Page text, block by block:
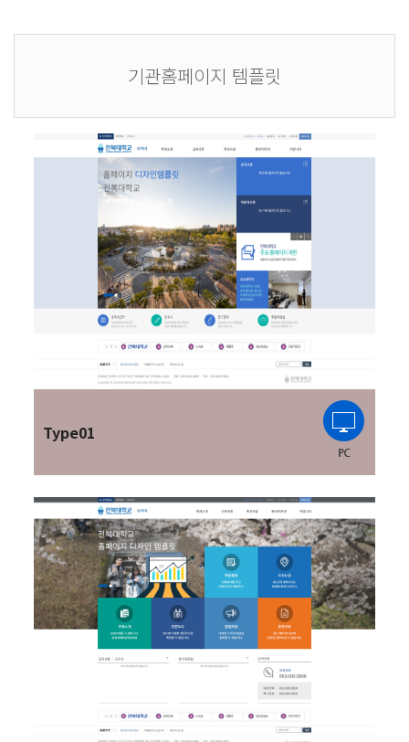
기관홈페이지 템플릿
Type01